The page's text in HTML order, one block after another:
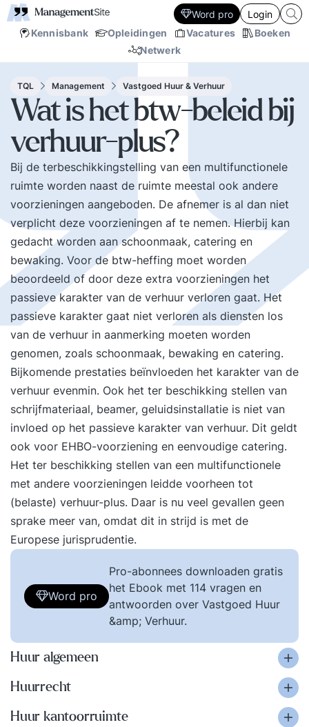
Kennisbank Opleidingen Vacatures
Boeken
Netwerk
Word pro Login
TQL Management Vastgoed Huur & Verhuur
Wat is het btw-beleid bij
verhuur-plus?
Bij de terbeschikkingstelling van een multifunctionele
ruimte worden naast de ruimte meestal ook andere
voorzieningen aangeboden. De afnemer is al dan niet
verplicht deze voorzieningen af te nemen. Hierbij kan
gedacht worden aan schoonmaak, catering en
bewaking. Voor de btw-heffing moet worden
beoordeeld of door deze extra voorzieningen het
passieve karakter van de verhuur verloren gaat. Het
passieve karakter gaat niet verloren als diensten los
van de verhuur in aanmerking moeten worden
genomen, zoals schoonmaak, bewaking en catering.
Bijkomende prestaties beïnvloeden het karakter van de
verhuur evenmin. Ook het ter beschikking stellen van
schrijfmateriaal, beamer, geluidsinstallatie is niet van
invloed op het passieve karakter van verhuur. Dit geldt
ook voor EHBO-voorziening en eenvoudige catering.
Het ter beschikking stellen van een multifunctionele
met andere voorzieningen leidde voorheen tot
(belaste) verhuur-plus. Daar is nu veel gevallen geen
sprake meer van, omdat dit in strijd is met de
Europese jurisprudentie.
Word pro
Pro-abonnees downloaden gratis
het Ebook met 114 vragen en
antwoorden over Vastgoed Huur
&amp; Verhuur.
Huur algemeen
Huurrecht
Huur kantoorruimte